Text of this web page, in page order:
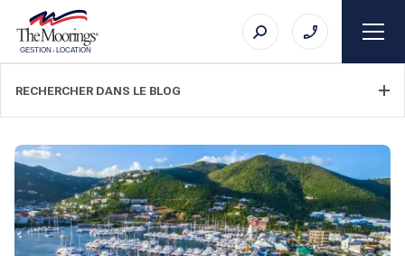
GESTION - LOCATION
RECHERCHER DANS LE BLOG
FILTRER LA CATÉGORIE